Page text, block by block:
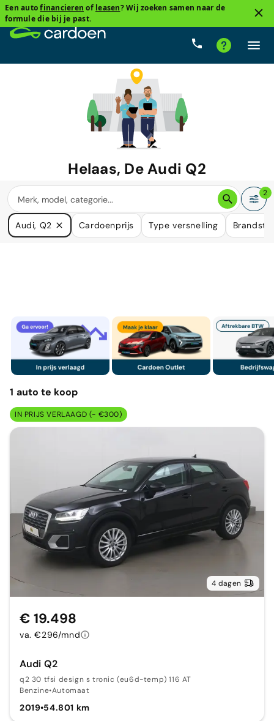
Een autofinancieren of leasen? Wij zoeken samen naar de
formule die bij je past.
Helaas, DeAudi Q2
waar u naar zoekt is niet langer
beschikbaar.
We hebben veel auto's die in uw behoefte kunnen voorzien.
2
Audi, Q2 Cardoenprijs Type versnelling Brandstof
1 autote koop
IN PRIJS VERLAAGD (- €300)
4 dagen
Audi Q2
q2 30 tfsi design s tronic (eu6d-temp) 116 AT
Benzine•Automaat
2019•54.801 km
€ 19.498
va. €296/mnd